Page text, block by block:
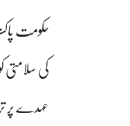
حکومت
کی
عہدے